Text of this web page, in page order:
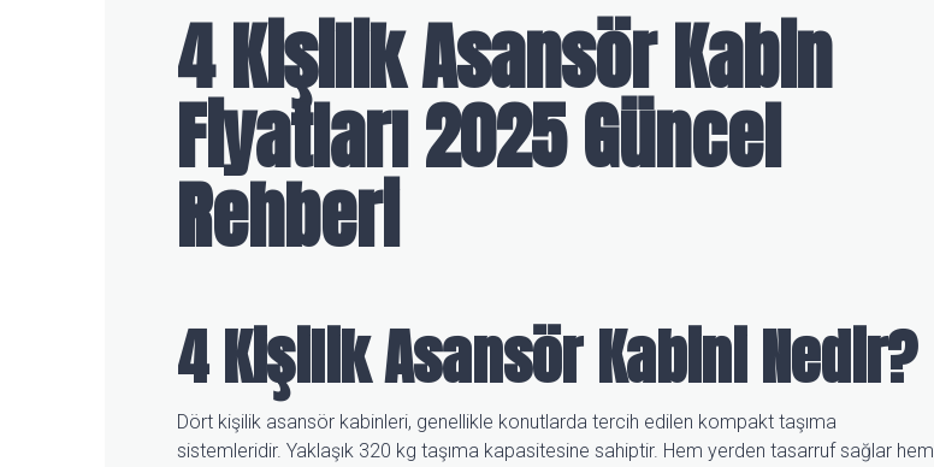
4 Kişilik Asansör Kabin
Fiyatları 2025 Güncel
Rehberi
4 Kişilik Asansör Kabini Nedir?
Dört kişilik asansör kabinleri, genellikle konutlarda tercih edilen kompakt taşıma
sistemleridir. Yaklaşık 320 kg taşıma kapasitesine sahiptir. Hem yerden tasarruf sağlar hem